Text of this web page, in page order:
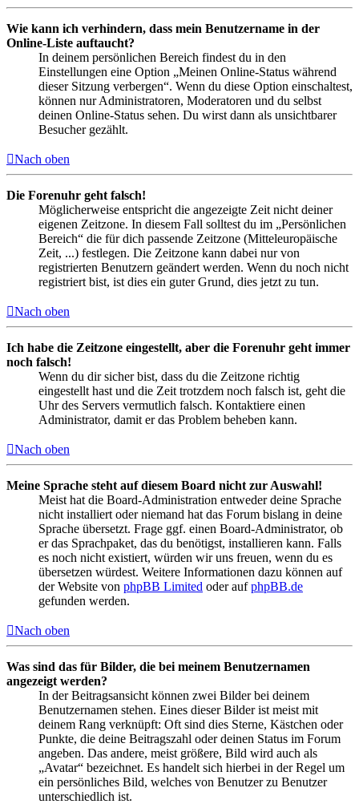
Wie kann ich verhindern, dass mein Benutzername in der
Online-Liste auftaucht?
In deinem persönlichen Bereich findest du in den
Einstellungen eine Option „Meinen Online-Status während
dieser Sitzung verbergen“. Wenn du diese Option einschaltest,
können nur Administratoren, Moderatoren und du selbst
deinen Online-Status sehen. Du wirst dann als unsichtbarer
Besucher gezählt.
Nach oben
Die Forenuhr geht falsch!
Möglicherweise entspricht die angezeigte Zeit nicht deiner
eigenen Zeitzone. In diesem Fall solltest du im „Persönlichen
Bereich“ die für dich passende Zeitzone (Mitteleuropäische
Zeit, ...) festlegen. Die Zeitzone kann dabei nur von
registrierten Benutzern geändert werden. Wenn du noch nicht
registriert bist, ist dies ein guter Grund, dies jetzt zu tun.
Nach oben
Ich habe die Zeitzone eingestellt, aber die Forenuhr geht immer
noch falsch!
Wenn du dir sicher bist, dass du die Zeitzone richtig
eingestellt hast und die Zeit trotzdem noch falsch ist, geht die
Uhr des Servers vermutlich falsch. Kontaktiere einen
Administrator, damit er das Problem beheben kann.
Nach oben
Meine Sprache steht auf diesem Board nicht zur Auswahl!
Meist hat die Board-Administration entweder deine Sprache
nicht installiert oder niemand hat das Forum bislang in deine
Sprache übersetzt. Frage ggf. einen Board-Administrator, ob
er das Sprachpaket, das du benötigst, installieren kann. Falls
es noch nicht existiert, würden wir uns freuen, wenn du es
übersetzen würdest. Weitere Informationen dazu können auf
der Website von phpBB Limited oder aufphpBB.de
gefunden werden.
Nach oben
Was sind das für Bilder, die bei meinem Benutzernamen
angezeigt werden?
In der Beitragsansicht können zwei Bilder bei deinem
Benutzernamen stehen. Eines dieser Bilder ist meist mit
deinem Rang verknüpft: Oft sind dies Sterne, Kästchen oder
Punkte, die deine Beitragszahl oder deinen Status im Forum
angeben. Das andere, meist größere, Bild wird auch als
„Avatar“ bezeichnet. Es handelt sich hierbei in der Regel um
ein persönliches Bild, welches von Benutzer zu Benutzer
unterschiedlich ist.